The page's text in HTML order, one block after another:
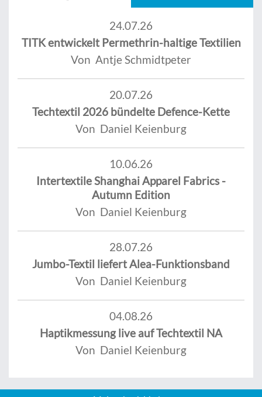
24.07.26
TITK entwickelt Permethrin-haltige Textilien
Von Antje Schmidtpeter
20.07.26
Techtextil 2026 bündelte Defence-Kette
Von Daniel Keienburg
10.06.26
Intertextile Shanghai Apparel Fabrics -
Autumn Edition
Von Daniel Keienburg
28.07.26
Jumbo-Textil liefert Alea-Funktionsband
Von Daniel Keienburg
04.08.26
Haptikmessung live auf Techtextil NA
Von Daniel Keienburg